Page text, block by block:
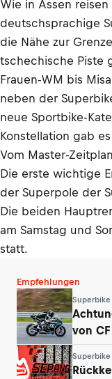
Wie in Assen
deutschsprachige
die Nähe zur
tschechische Piste
Frauen-WM bis
neben der
neue Sportbike-
Konstellation gab
Vom Master-
Die erste wichtige
der Superpole der
Die beiden
am Samstag und
statt.
Empfehlungen
Superbike
von
Superbike